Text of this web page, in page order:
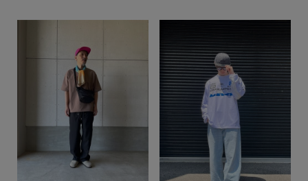
MENS LADIES KIDS